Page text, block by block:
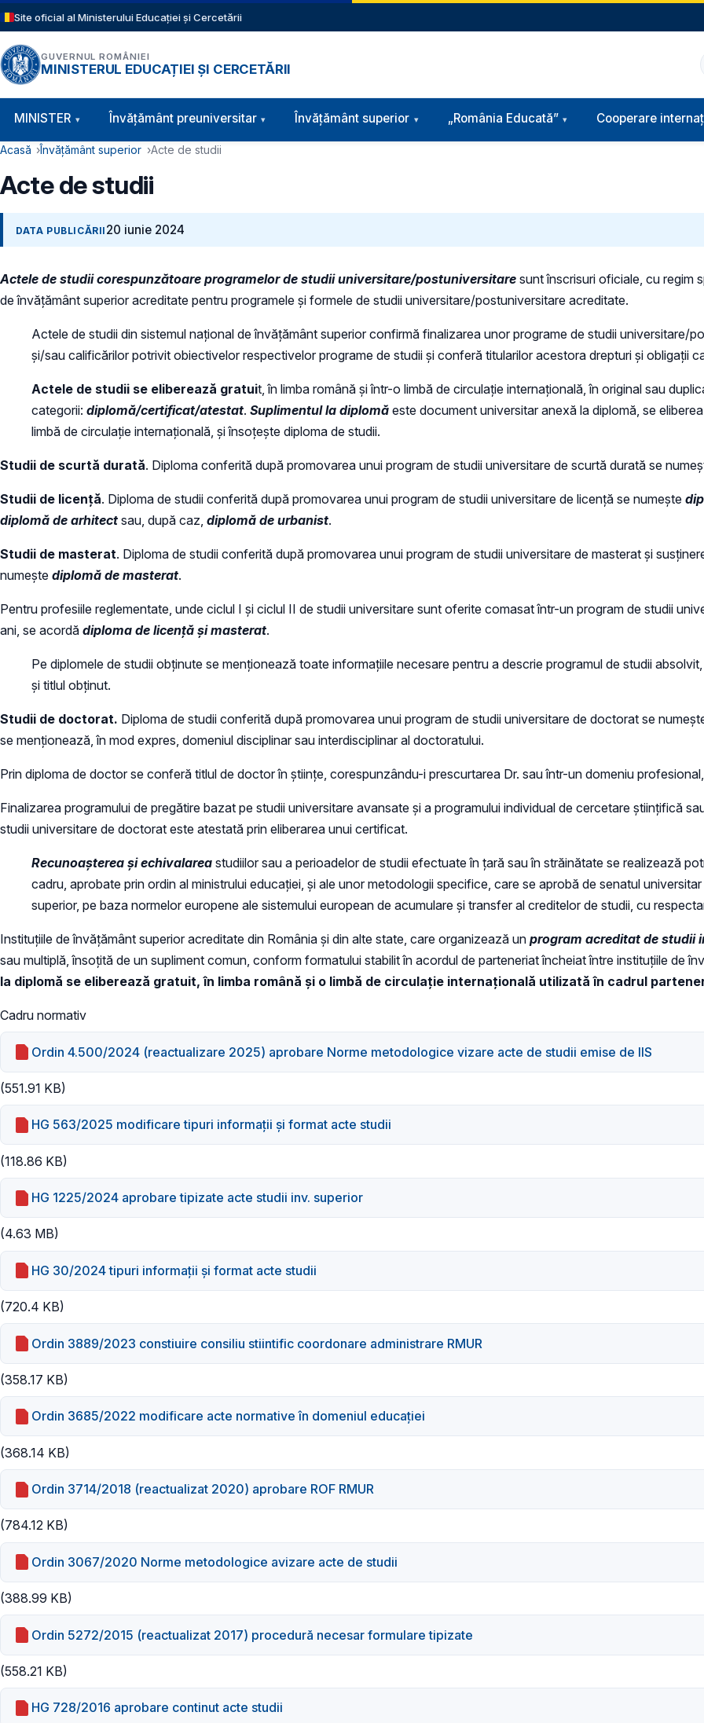
Sari la conținutul principal
Site oficial al Ministerului Educației și Cercetării
GUVERNUL ROMÂNIEI
MINISTERUL EDUCAȚIEI ȘI CERCETĂRII
Navigație principală
MINISTER Învăţământ preuniversitar Învățământ superior „România Educată” Cooperare
Cale de navigare
Acasă Învățământ superior Acte de studii
Acte de studii
DATA PUBLICĂRII 20 iunie 2024
Actele de studii corespunzătoare programelor de studii universitare/postuniversitare sunt înscrisuri oficiale, cu regim
de învățământ superior acreditate pentru programele și formele de studii universitare/postuniversitare acreditate.
Actele de studii din sistemul național de învățământ superior confirmă finalizarea unor programe de studii universitare/
și/sau calificărilor potrivit obiectivelor respectivelor programe de studii și conferă titularilor acestora drepturi și obligații
Actele de studii se eliberează gratuit, în limba română și într-o limbă de circulație internațională, în original sau
categorii: diplomă/certificat/atestat. Suplimentul la diplomă este document universitar anexă la diplomă, se
limbă de circulație internațională, și însoțește diploma de studii.
Studii de scurtă durată. Diploma conferită după promovarea unui program de studii universitare de scurtă durată se
Studii de licență. Diploma de studii conferită după promovarea unui program de studii universitare de licență se numește
diplomă de arhitect sau, după caz, diplomă de urbanist.
Studii de masterat. Diploma de studii conferită după promovarea unui program de studii universitare de masterat și
numește diplomă de masterat.
Pentru profesiile reglementate, unde ciclul I și ciclul II de studii universitare sunt oferite comasat într-un program de studii
ani, se acordă diploma de licență și masterat.
Pe diplomele de studii obținute se menționează toate informațiile necesare pentru a descrie programul de studii
și titlul obținut.
Studii de doctorat. Diploma de studii conferită după promovarea unui program de studii universitare de doctorat se
se menționează, în mod expres, domeniul disciplinar sau interdisciplinar al doctoratului.
Prin diploma de doctor se conferă titlul de doctor în științe, corespunzându-i prescurtarea Dr. sau într-un domeniu
Finalizarea programului de pregătire bazat pe studii universitare avansate și a programului individual de cercetare științifică
studii universitare de doctorat este atestată prin eliberarea unui certificat.
Recunoașterea și echivalarea studiilor sau a perioadelor de studii efectuate în țară sau în străinătate se realizează
cadru, aprobate prin ordin al ministrului educației, și ale unor metodologii specifice, care se aprobă de senatul
superior, pe baza normelor europene ale sistemului european de acumulare și transfer al creditelor de studii, cu
Instituțiile de învățământ superior acreditate din România și din alte state, care organizează un program acreditat de studii
sau multiplă, însoțită de un supliment comun, conform formatului stabilit în acordul de parteneriat încheiat între instituțiile de
la diplomă se eliberează gratuit, în limba română și o limbă de circulație internațională utilizată în cadrul
Cadru normativ
Ordin 4.500/2024 (reactualizare 2025) aprobare Norme metodologice vizare acte de studii emise de IIS
(551.91 KB)
HG 563/2025 modificare tipuri informaţii şi format acte studii
(118.86 KB)
HG 1225/2024 aprobare tipizate acte studii inv. superior
(4.63 MB)
HG 30/2024 tipuri informaţii şi format acte studii
(720.4 KB)
Ordin 3889/2023 constiuire consiliu stiintific coordonare administrare RMUR
(358.17 KB)
Ordin 3685/2022 modificare acte normative în domeniul educației
(368.14 KB)
Ordin 3714/2018 (reactualizat 2020) aprobare ROF RMUR
(784.12 KB)
Ordin 3067/2020 Norme metodologice avizare acte de studii
(388.99 KB)
Ordin 5272/2015 (reactualizat 2017) procedură necesar formulare tipizate
(558.21 KB)
HG 728/2016 aprobare continut acte studii